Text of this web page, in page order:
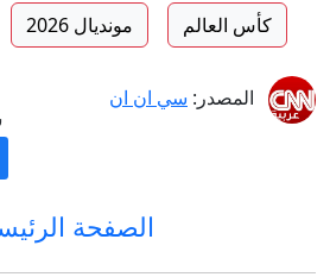
كأس العالم مونديال 2026
المصدر: سي ان ان
الصفحة